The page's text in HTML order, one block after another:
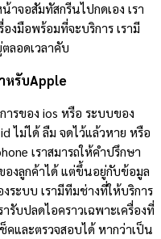
จอสัมทัสกรีนไปกดเอง เรา
งมือพร้อมที่จะบริการ เรามี
ลอดเวลาคับ
หรับApple
รของ ios หรือ ระบบของ
ไม่ได้ ลืม จดไว้แล้วหาย หรือ
เราสมารถให้คำปรึกษา
องลูกค้าได้ แต่ขึ้นอยู่กับข้อมูล
ระบบ เรามีทีมช่างที่ให้บริการ
รับปลดไอคราวเฉพาะเครื่องที่
คและตรวจสอบได้ หากว่าเป็น